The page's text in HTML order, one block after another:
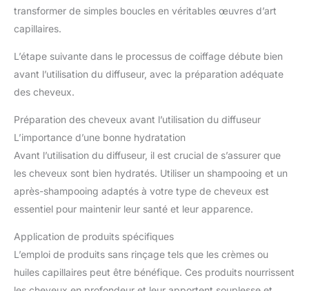
transformer de simples boucles en véritables œuvres d’art
capillaires.
L’étape suivante dans le processus de coiffage débute bien
avant l’utilisation du diffuseur, avec la préparation adéquate
des cheveux.
Préparation des cheveux avant l’utilisation du diffuseur
L’importance d’une bonne hydratation
Avant l’utilisation du diffuseur, il est crucial de s’assurer que
les cheveux sont bien hydratés. Utiliser un shampooing et un
après-shampooing adaptés à votre type de cheveux est
essentiel pour maintenir leur santé et leur apparence.
Application de produits spécifiques
L’emploi de produits sans rinçage tels que les crèmes ou
huiles capillaires peut être bénéfique. Ces produits nourrissent